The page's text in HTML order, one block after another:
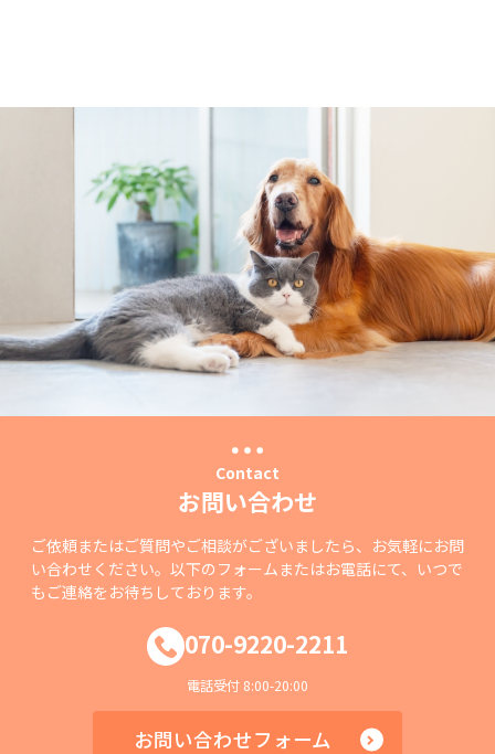
Contact
お問い合わせ
ご依頼またはご質問やご相談がございましたら、お気軽にお問
い合わせください。以下のフォームまたはお電話にて、いつで
もご連絡をお待ちしております。
070-9220-2211
電話受付 8:00-20:00
お問い合わせフォーム